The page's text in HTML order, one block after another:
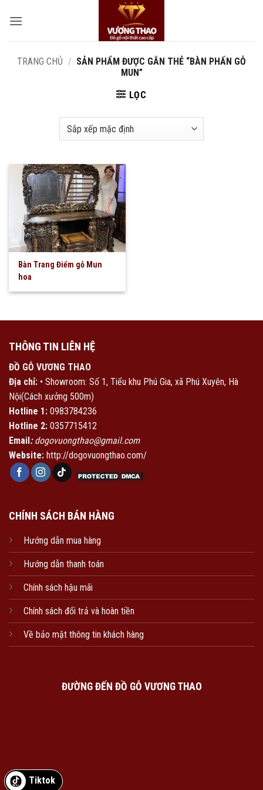
qua
TRANG CHỦ / SẢN PHẨM ĐƯỢC GẮN THẺ “BÀN PHẤN GỖ
MUN”
LỌC
Bàn Trang Điểm gỗ Mun
hoa
THÔNG TIN LIÊN HỆ
ĐỒ GỖ VƯƠNG THAO
Địa chỉ: • Showroom: Số 1, Tiểu khu Phú Gia, xã Phú Xuyên, Hà
Nội(Cách xưởng 500m)
Hotline 1: 0983784236
Hotline 2: 0357715412
Email :dogovuongthao@gmail.com
Website: http://dogovuongthao.com/
CHÍNH SÁCH BÁN HÀNG
Hướng dẫn mua hàng
Hướng dẫn thanh toán
Chính sách hậu mãi
Chính sách đổi trả và hoàn tiền
Về bảo mật thông tin khách hàng
ĐƯỜNG ĐẾN ĐỒ GỖ VƯƠNG THAO
Tiktok